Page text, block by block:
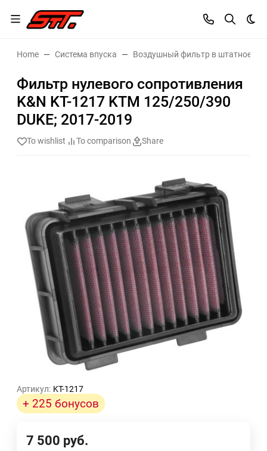
Home Система впуска Воздушный фильтр в штатное
Фильтр нулевого сопротивления
K&N KT-1217 KTM 125/250/390
DUKE; 2017-2019
To wishlist To comparison Share
Артикул: KT-1217
+ 225 бонусов
7 500 руб.